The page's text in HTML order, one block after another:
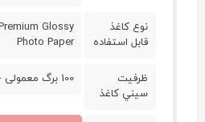
نوع کاغذ
قابل استفاده
Glossy
Photo Paper
ظرفيت
سيني کاغذ
100 برگ معمولی - 30 برگ گلاسه برگ